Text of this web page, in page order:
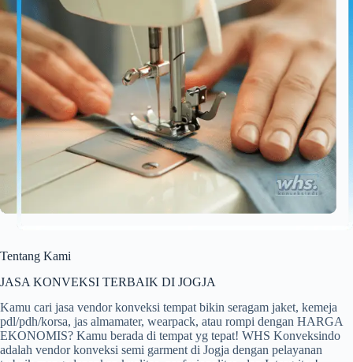
Tentang Kami
JASA KONVEKSI TERBAIK DI JOGJA
Kamu cari jasa vendor konveksi tempat bikin seragam jaket, kemeja
pdl/pdh/korsa, jas almamater, wearpack, atau rompi dengan HARGA
EKONOMIS? Kamu berada di tempat yg tepat! WHS Konveksindo
adalah vendor konveksi semi garment di Jogja dengan pelayanan